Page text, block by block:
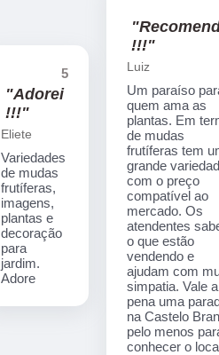
5
"Adorei
!!!"
Eliete
Variedades
de mudas
frutíferas,
imagens,
plantas e
decoração
para
jardim.
Adore
!!!"
Luiz
Um paraíso
quem ama as
plantas. Em
de mudas
frutíferas tem
grande
com o preço
compatível ao
mercado. Os
atendentes
o que estão
vendendo e
ajudam com
simpatia. Vale a
pena uma
na Castelo
pelo menos
conhecer o